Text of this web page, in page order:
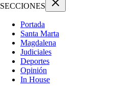
SECCIONES
Portada
Santa Marta
Magdalena
Judiciales
Deportes
Opinión
In House